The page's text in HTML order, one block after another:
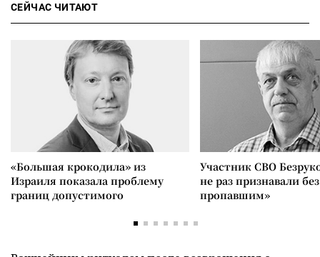
СЕЙЧАС ЧИТАЮТ
«Большая крокодила» из
Израиля показала проблему
границ допустимого
Участник СВО
не раз признавали
пропавшим»